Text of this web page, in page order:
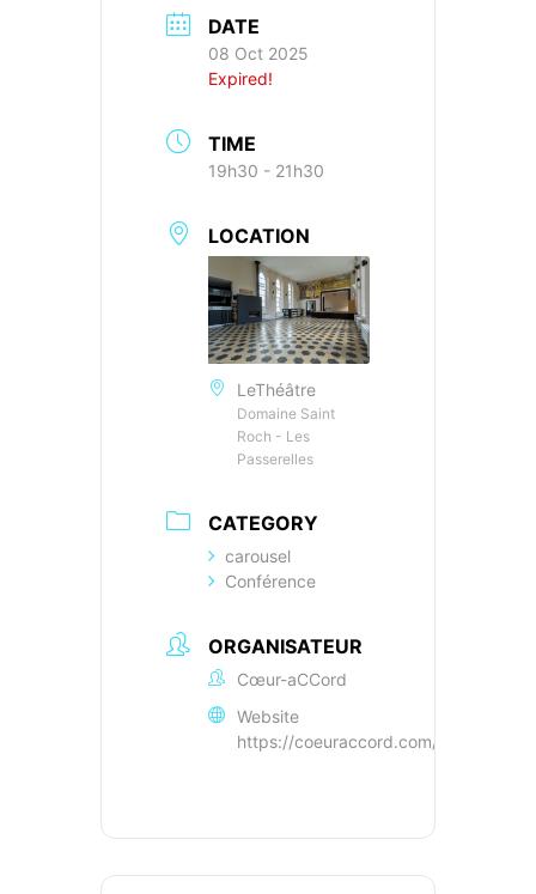
DATE
08 Oct 2025
Expired!
TIME
19h30 - 21h30
LOCATION
LeThéâtre
Domaine Saint
Roch - Les
Passerelles
CATEGORY
carousel
Conférence
ORGANISATEUR
Cœur-aCCord
Website
https://coeuraccord.com/